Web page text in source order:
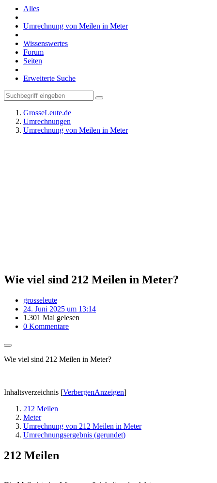
Alles
Umrechnung von Meilen in Meter
Wissenswertes
Forum
Seiten
Erweiterte Suche
GrosseLeute.de
Umrechnungen
Umrechnung von Meilen in Meter
Wie viel sind 212 Meilen in Meter?
grosseleute
24. Juni 2025 um 13:14
1.301 Mal gelesen
0 Kommentare
Wie viel sind 212 Meilen in Meter?
Inhaltsverzeichnis [VerbergenAnzeigen]
212 Meilen
Meter
Umrechnung von 212 Meilen in Meter
Umrechnungsergebnis (gerundet)
212 Meilen